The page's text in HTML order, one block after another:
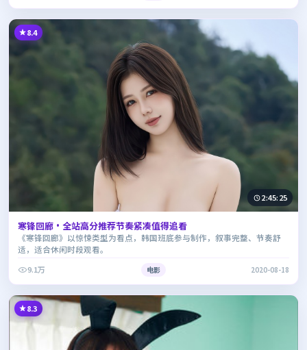
8.4
2:45:25
寒锋回廊·全站高分推荐节奏紧凑值得追看
《寒锋回廊》以惊悚类型为看点，韩国班底参与制作，叙事完整、节奏舒
适，适合休闲时段观看。
9.1万
电影 2020-08-18
8.3